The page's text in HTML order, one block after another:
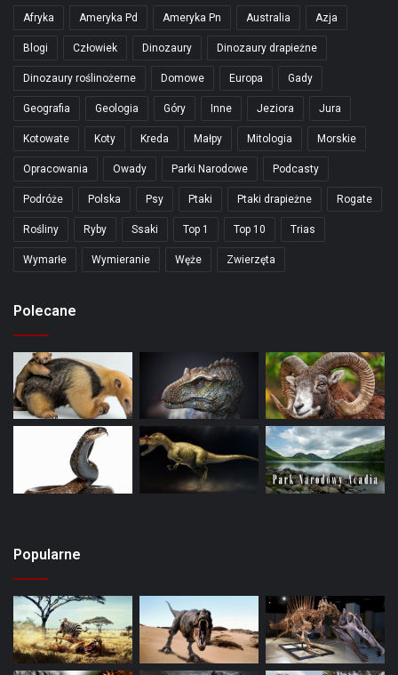
Afryka Ameryka Pd Ameryka Pn Australia Azja
Blogi Człowiek Dinozaury Dinozaury drapieżne
Dinozaury roślinożerne Domowe Europa Gady
Geografia Geologia Góry Inne Jeziora Jura
Kotowate Koty Kreda Małpy Mitologia Morskie
Opracowania Owady Parki Narodowe Podcasty
Podróże Polska Psy Ptaki Ptaki drapieżne Rogate
Rośliny Ryby Ssaki Top 1 Top 10 Trias
Wymarłe Wymieranie Węże Zwierzęta
Polecane
Popularne